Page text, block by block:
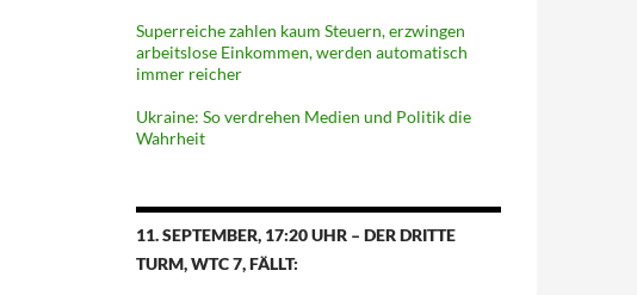
Superreiche zahlen kaum Steuern, erzwingen
arbeitslose Einkommen, werden automatisch
immer reicher
Ukraine: So verdrehen Medien und Politik die
Wahrheit
11. SEPTEMBER, 17:20 UHR – DER DRITTE
TURM, WTC 7, FÄLLT: